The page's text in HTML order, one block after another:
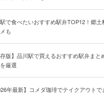
で食べたいおすすめ駅弁TOP12！郷土
も
存版】品川駅で買えるおすすめ駅弁まと
厳選
年最新】コメダ珈琲でテイクアウト